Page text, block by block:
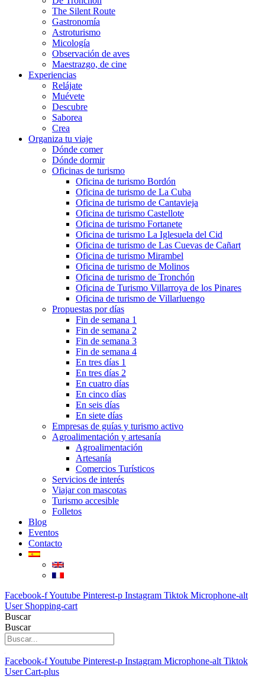
The Silent Route
Gastronomía
Astroturismo
Micología
Observación de aves
Maestrazgo, de cine
Experiencias
Relájate
Muévete
Descubre
Saborea
Crea
Organiza tu viaje
Dónde comer
Dónde dormir
Oficinas de turismo
Oficina de turismo Bordón
Oficina de turismo de La Cuba
Oficina de turismo de Cantavieja
Oficina de turismo Castellote
Oficina de turismo Fortanete
Oficina de turismo La Iglesuela del Cid
Oficina de turismo de Las Cuevas de Cañart
Oficina de turismo Mirambel
Oficina de turismo de Molinos
Oficina de turismo de Tronchón
Oficina de Turismo Villarroya de los Pinares
Oficina de turismo de Villarluengo
Propuestas por días
Fin de semana 1
Fin de semana 2
Fin de semana 3
Fin de semana 4
En tres días 1
En tres días 2
En cuatro días
En cinco días
En seis días
En siete días
Empresas de guías y turismo activo
Agroalimentación y artesanía
Agroalimentación
Artesanía
Comercios Turísticos
Servicios de interés
Viajar con mascotas
Turismo accesible
Folletos
Blog
Eventos
Contacto
Facebook-fYoutube Pinterest-p Instagram Tiktok Microphone-alt
User Shopping-cart
Buscar
Buscar
Facebook-fYoutube Pinterest-p Instagram Microphone-alt Tiktok
User Cart-plus